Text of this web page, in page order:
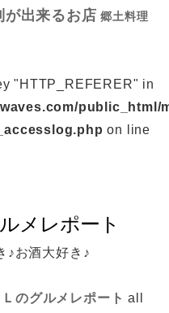
が出来るお店 郷土料理
"HTTP_REFERER" in
public_html/
on line
♪お酒大好き♪
のグルメレポート all